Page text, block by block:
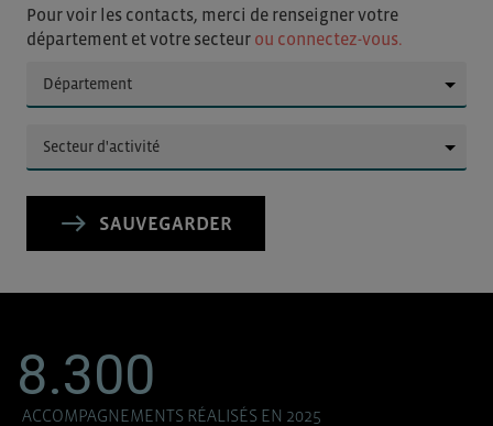
Pour voir les contacts, merci de renseigner votre
département et votre secteur ou connectez-vous.
SAUVEGARDER
8.300
ACCOMPAGNEMENTS RÉALISÉS EN 2025